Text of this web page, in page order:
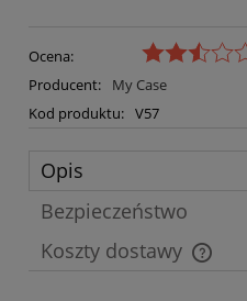
Ocena:
Producent:
My Case
Kod produktu: V57
Opis
Bezpieczeństwo
Koszty dostawy
Cena nie zawiera